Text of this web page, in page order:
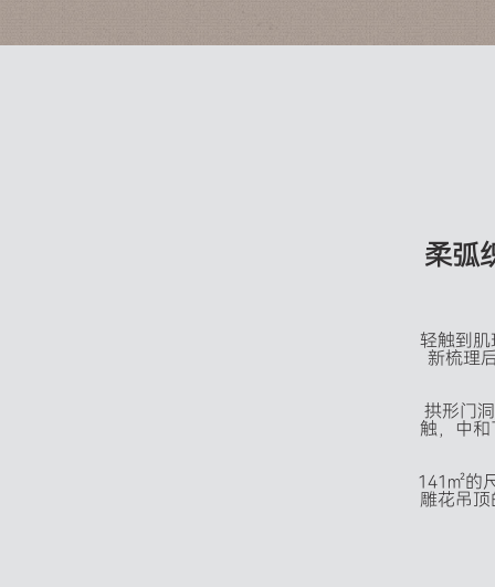
柔弧
轻触到
新梳理
拱形门
触，中
141㎡的
雕花吊